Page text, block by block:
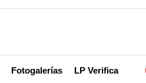
Fotogalerías LP Verifica